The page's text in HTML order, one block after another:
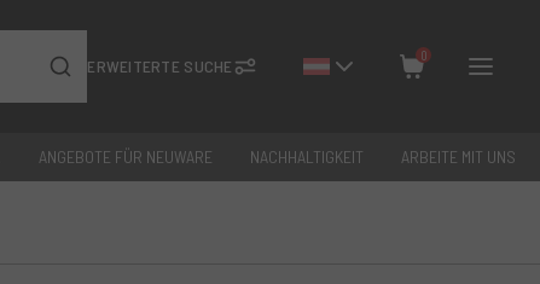
ERWEITERTE SUCHE
0
Schließen
ANGEBOTE FÜR NEUWARE NACHHALTIGKEIT ARBEITE MIT UNS